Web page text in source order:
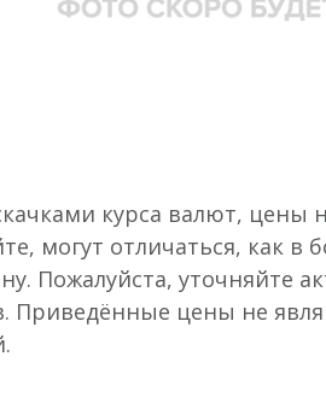
курса валют, цены
могут отличаться, как в
Пожалуйста, уточняйте
Приведённые цены не